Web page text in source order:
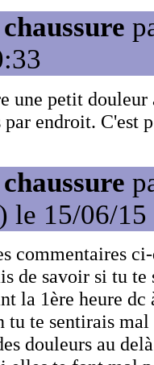
une petit
endroit. C'est
le 15/06/15
commentaires
de savoir si tu te
la 1ère heure dc
tu te sentirais mal
douleurs au